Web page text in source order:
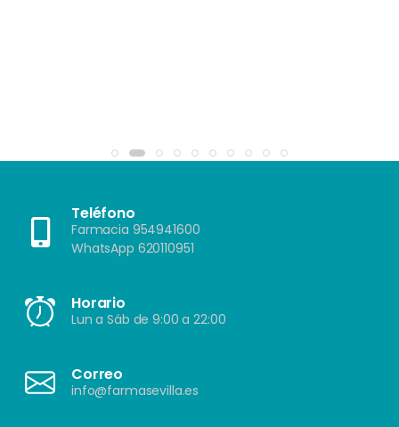
Teléfono
Farmacia 954941600
WhatsApp 620110951
Horario
Lun a Sáb de 9:00 a 22:00
Correo
info@farmasevilla.es